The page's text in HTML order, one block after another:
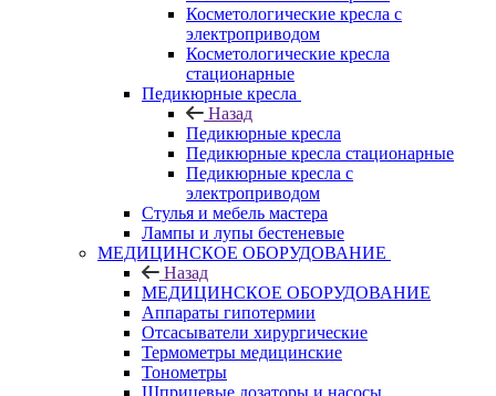
Косметологические кресла с
электроприводом
Косметологические кресла
стационарные
Педикюрные кресла
Назад
Педикюрные кресла
Педикюрные кресла стационарные
Педикюрные кресла с
электроприводом
Стулья и мебель мастера
Лампы и лупы бестеневые
МЕДИЦИНСКОЕ ОБОРУДОВАНИЕ
Назад
МЕДИЦИНСКОЕ ОБОРУДОВАНИЕ
Аппараты гипотермии
Отсасыватели хирургические
Термометры медицинские
Тонометры
Шприцевые дозаторы и насосы